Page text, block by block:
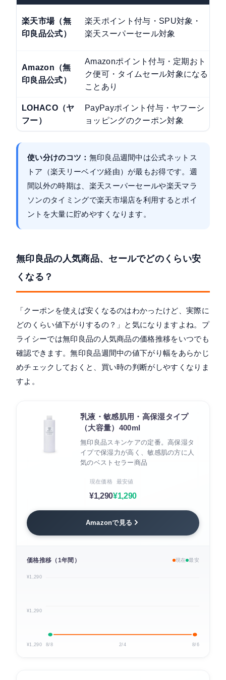
楽天市場（無
印良品公式）
楽天ポイント付与・SPU対象・
楽天スーパーセール対象
Amazon（無
印良品公式）
Amazonポイント付与・定期おト
ク便可・タイムセール対象になる
ことあり
LOHACO（ヤ
フー）
PayPayポイント付与・ヤフーシ
ョッピングのクーポン対象
使い分けのコツ： 無印良品週間中は公式ネットス
トア（楽天リーベイツ経由）が最もお得です。週
間以外の時期は、楽天スーパーセールや楽天マラ
ソンのタイミングで楽天市場店を利用するとポイ
ントを大量に貯めやすくなります。
無印良品の人気商品、セールでどのくらい安
くなる？
「クーポンを使えば安くなるのはわかったけど、実際に
どのくらい値下がりするの？」と気になりますよね。プ
ライシーでは無印良品の人気商品の価格推移をいつでも
確認できます。無印良品週間中の値下がり幅をあらかじ
めチェックしておくと、買い時の判断がしやすくなりま
すよ。
乳液・敏感肌用・高保湿タイプ
（大容量）400ml
無印良品スキンケアの定番。高保湿タ
イプで保湿力が高く、敏感肌の方に人
気のベストセラー商品
現在価格
¥1,290
最安値
¥1,290
Amazonで見る
価格推移（1年間） 現在 最安
¥1,290
¥1,290
¥1,290 8/8 2/4 8/6